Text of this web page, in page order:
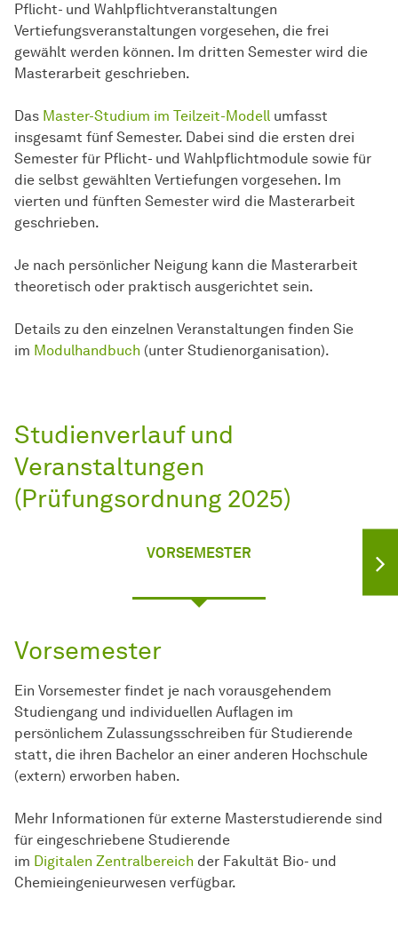
Pflicht- und Wahlpflichtveranstaltungen
Vertiefungsveranstaltungen vorgesehen, die frei
gewählt werden können. Im dritten Semester wird die
Masterarbeit geschrieben.
Das Master-Studium im Teilzeit-Modell umfasst
insgesamt fünf Semester. Dabei sind die ersten drei
Semester für Pflicht- und Wahlpflichtmodule sowie für
die selbst gewählten Vertiefungen vorgesehen. Im
vierten und fünften Semester wird die Masterarbeit
geschrieben.
Je nach persönlicher Neigung kann die Masterarbeit
theoretisch oder praktisch ausgerichtet sein.
Details zu den einzelnen Veranstaltungen finden Sie
im Modulhandbuch (unter Studienorganisation).
Studienverlauf und
Veranstaltungen
(Prüfungsordnung 2025)
VORSEMESTER
Vorsemester
Ein Vorsemester findet je nach vorausgehendem
Studiengang und individuellen Auflagen im
persönlichem Zulassungsschreiben für Studierende
statt, die ihren Bachelor an einer anderen Hochschule
(extern) erworben haben.
Mehr Informationen für externe Masterstudierende sind
für eingeschriebene Studierende
im Digitalen Zentralbereich der Fakultät Bio- und
Chemieingenieurwesen verfügbar.